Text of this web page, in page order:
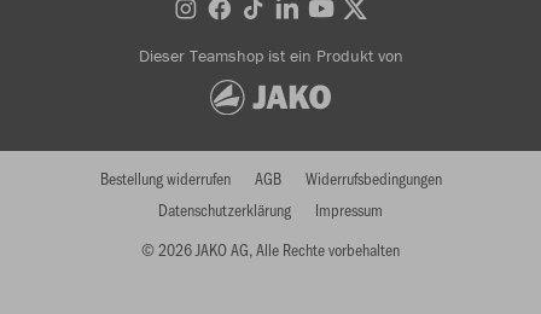
Dieser Teamshop ist ein Produkt von
© 2026 JAKO AG, Alle Rechte vorbehalten
Bestellung widerrufen AGB
Widerrufsbedingungen
Datenschutzerklärung
Impressum